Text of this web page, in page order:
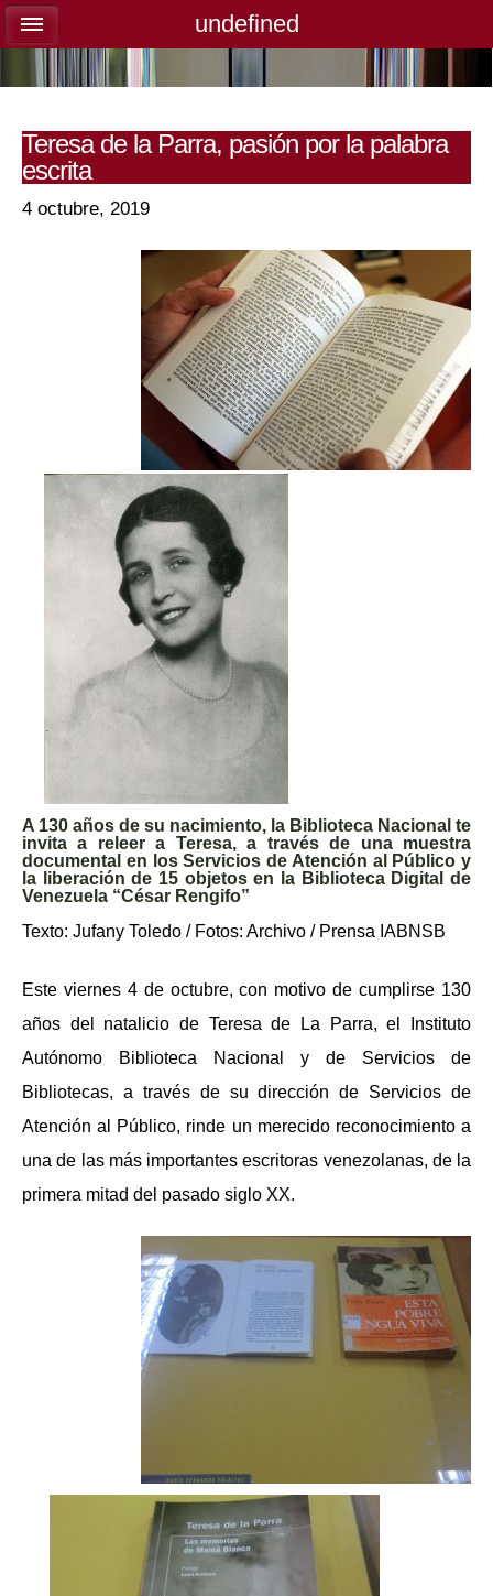
Teresa de la Parra, pasión por la palabra
escrita
4 octubre, 2019
A 130 años de su nacimiento, la Biblioteca Nacional te
invita a releer a Teresa,a través de una muestra
documental en los Servicios de Atención al Público y
la liberación de 15 objetos en la Biblioteca Digital de
Venezuela “César Rengifo”
Texto: Jufany Toledo / Fotos: Archivo / Prensa IABNSB
Este viernes 4 de octubre,con motivo de cumplirse 130
años del natalicio de Teresa de La Parra, el Instituto
Autónomo Biblioteca Nacional y de Servicios de
Bibliotecas, a través de su dirección de Servicios de
Atención al Público, rinde un merecido reconocimiento a
una de las más importantes escritoras venezolanas, de la
primera mitad del pasado siglo XX.
undefined
undefined